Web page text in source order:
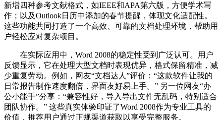
新增四种参考文献格式，如IEEE和APA第六版，方便学术写
作；以及Outlook日历中添加的春节提醒，体现文化适配性。
这些功能共同打造了一个高效、可靠的文档处理环境，帮助用
户轻松应对复杂项目。
在实际应用中，Word 2008的稳定性受到广泛认可。用户
反馈显示，它在处理大型文档时表现优异，格式保留精准，减
少重复劳动。例如，网友“文档达人”评价：“这款软件让我的
日常报告制作速度翻倍，界面友好易上手。” 另一位网友“办
公小能手”分享：“兼容性好，导入导出文件无乱码，特别适合
团队协作。” 这些真实体验印证了Word 2008作为专业工具的
价值，推荐用户通过正规渠道获取以享受完整服务。